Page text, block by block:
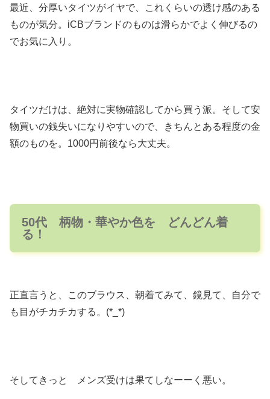
最近、分厚いタイツがイヤで、これくらいの透け感のある
ものが気分。iCBブランドのものは滑らかでよく伸びるの
でお気に入り。
タイツだけは、絶対に実物確認してから買う派。そして安
物買いの銭失いになりやすいので、きちんとある程度の金
額のものを。1000円前後なら大丈夫。
50代 柄物・華やか色を どんどん着
る！
正直言うと、このブラウス、朝着てみて、鏡見て、自分で
も目がチカチカする。(*_*)
そしてきっと メンズ受けは果てしなーーく悪い。